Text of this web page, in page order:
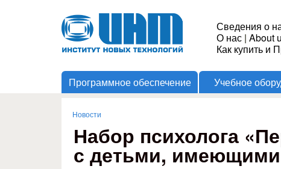
Институт
Новых
Технологий
Сведения о
О нас | About
Как купить и
Программное обеспечение Учебное
Вы здесь
Новости
Набор психолога
с детьми, имеющими